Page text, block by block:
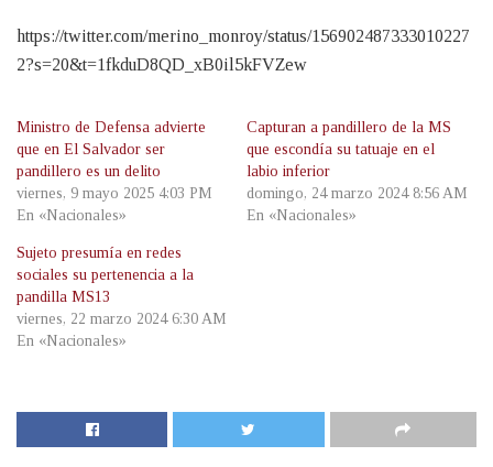
https://twitter.com/merino_monroy/status/156902487333010227
2?s=20&t=1fkduD8QD_xB0il5kFVZew
Ministro de Defensa advierte
que en El Salvador ser
pandillero es un delito
viernes, 9 mayo 2025 4:03 PM
En «Nacionales»
Capturan a pandillero de la MS
que escondía su tatuaje en el
labio inferior
domingo, 24 marzo 2024 8:56 AM
En «Nacionales»
Sujeto presumía en redes
sociales su pertenencia a la
pandilla MS13
viernes, 22 marzo 2024 6:30 AM
En «Nacionales»